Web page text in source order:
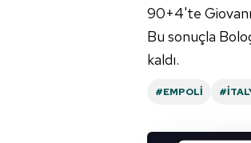
90+4'te
Bu sonuçla
kaldı.
#EMPOLI